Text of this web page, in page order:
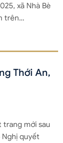
xã Nhà Bè
trên…
Thới An,
trang mới sau
quyết